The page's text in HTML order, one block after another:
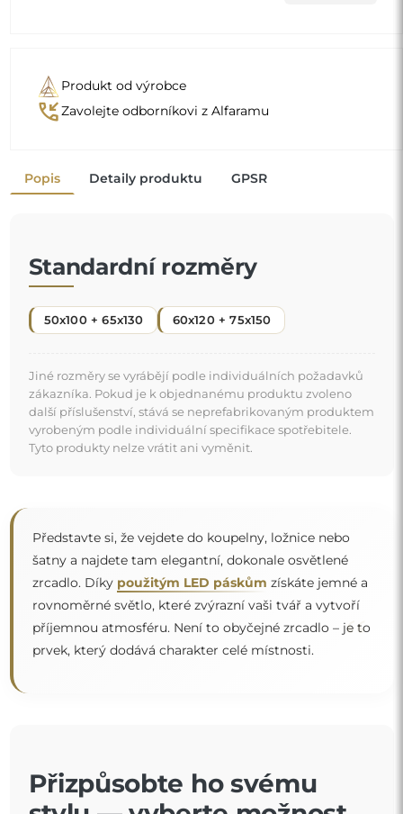
Produkt od výrobce
phone_callbackZavolejte odborníkovi z Alfaramu
Popis Detaily produktu GPSR
Standardní rozměry
50x100 + 65x130 60x120 + 75x150
Jiné rozměry se vyrábějí podle individuálních požadavků
zákazníka. Pokud je k objednanému produktu zvoleno
další příslušenství, stává se neprefabrikovaným produktem
vyrobeným podle individuální specifikace spotřebitele.
Tyto produkty nelze vrátit ani vyměnit.
Představte si, že vejdete do koupelny, ložnice nebo
šatny a najdete tam elegantní, dokonale osvětlené
zrcadlo. Díky použitým LED páskům získáte jemné a
rovnoměrné světlo, které zvýrazní vaši tvář a vytvoří
příjemnou atmosféru. Není to obyčejné zrcadlo – je to
prvek, který dodává charakter celé místnosti.
“
Přizpůsobte ho svému